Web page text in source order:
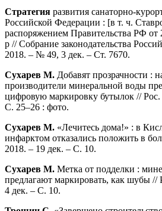
Стратегия развития санаторно-
Российской Федерации : [в т. ч.
распоряжением Правительства РФ от
р // Собрание законодательства
2018. – № 49, 3 дек. – Ст. 7670.
Сухарев М. Добавят прозрачности :
производители минеральной воды
цифровую маркировку бутылок // Рос.
С. 25–26 : фото.
Сухарев М. «Лечитесь дома!» : в
инфарктом отказались положить в
2018. – 19 дек. – С. 10.
Сухарев М. Метка от подделки :
предлагают маркировать, как шубы //
4 дек. – С. 10.